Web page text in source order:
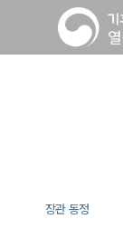
장관 동정